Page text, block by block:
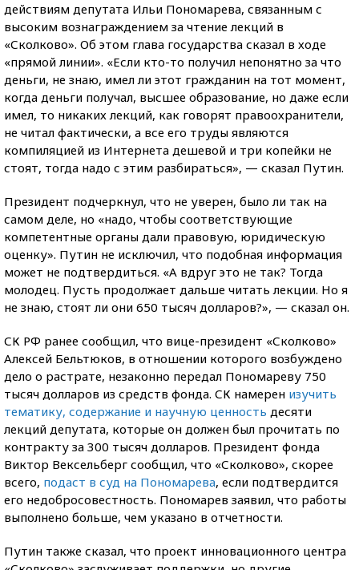
действиям депутата Ильи Пономарева, связанным с
высоким вознаграждением за чтение лекций в
«Сколково». Об этом глава государства сказал в ходе
«прямой линии». «Если кто-то получил непонятно за что
деньги, не знаю, имел ли этот гражданин на тот момент,
когда деньги получал, высшее образование, но даже если
имел, то никаких лекций, как говорят правоохранители,
не читал фактически, а все его труды являются
компиляцией из Интернета дешевой и три копейки не
стоят, тогда надо с этим разбираться», — сказал Путин.
Президент подчеркнул, что не уверен, было ли так на
самом деле, но «надо, чтобы соответствующие
компетентные органы дали правовую, юридическую
оценку». Путин не исключил, что подобная информация
может не подтвердиться. «А вдруг это не так? Тогда
молодец. Пусть продолжает дальше читать лекции. Но я
не знаю, стоят ли они 650 тысяч долларов?», — сказал он.
СК РФ ранее сообщил, что вице-президент «Сколково»
Алексей Бельтюков, в отношении которого возбуждено
дело о растрате, незаконно передал Пономареву 750
тысяч долларов из средств фонда. СК намерен изучить
тематику, содержание и научную ценность десяти
лекций депутата, которые он должен был прочитать по
контракту за 300 тысяч долларов. Президент фонда
Виктор Вексельберг сообщил, что «Сколково», скорее
всего, подаст в суд на Пономарева, если подтвердится
его недобросовестность. Пономарев заявил, что работы
выполнено больше, чем указано в отчетности.
Путин также сказал, что проект инновационного центра